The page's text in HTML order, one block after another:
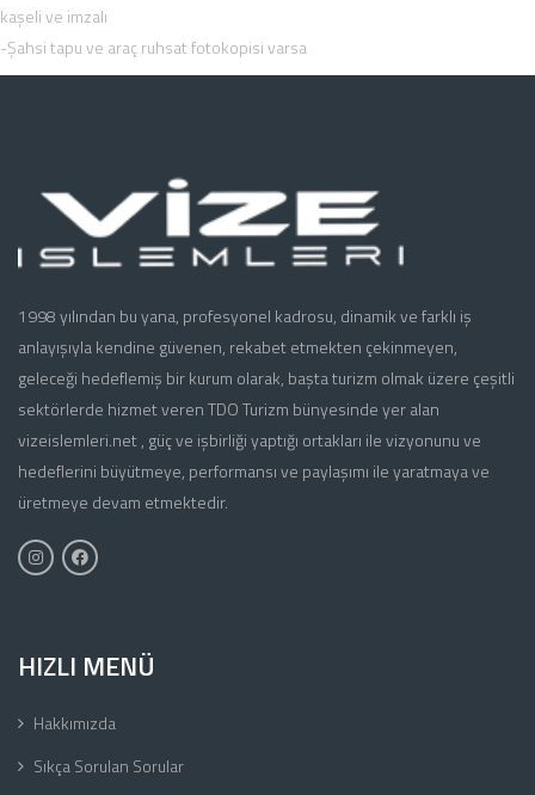
kaşeli ve imzalı
-Şahsi tapu ve araç ruhsat fotokopisi varsa
1998 yılından bu yana, profesyonel kadrosu, dinamik ve farklı iş
anlayışıyla kendine güvenen, rekabet etmekten çekinmeyen,
geleceği hedeflemiş bir kurum olarak, başta turizm olmak üzere çeşitli
sektörlerde hizmet veren TDO Turizm bünyesinde yer alan
vizeislemleri.net , güç ve işbirliği yaptığı ortakları ile vizyonunu ve
hedeflerini büyütmeye, performansı ve paylaşımı ile yaratmaya ve
üretmeye devam etmektedir.
HIZLI MENÜ
Hakkımızda
Sıkça Sorulan Sorular